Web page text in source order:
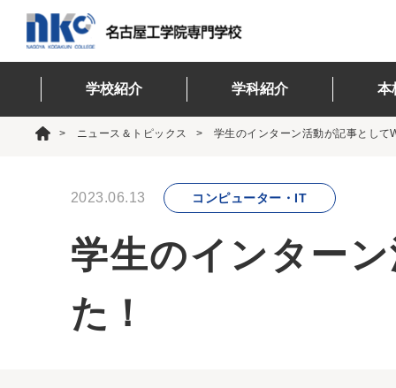
学校紹介 学科紹介 本
ニュース＆トピックス 学生のインターン活動が記事とし
2023.06.13 コンピューター・IT
学生のインター
た！